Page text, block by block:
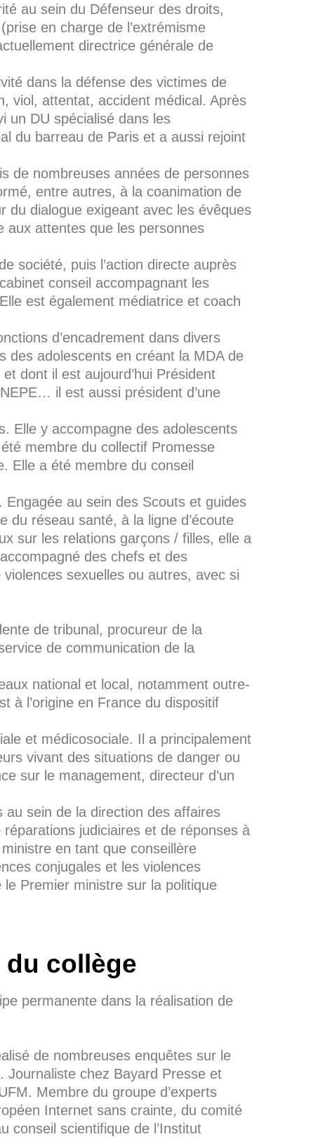
au sein du Défenseur des droits,
en charge de l’extrémisme
directrice générale de
dans la défense des victimes de
viol, attentat, accident médical. Après
un DU spécialisé dans les
du barreau de Paris et a aussi rejoint
de nombreuses années de personnes
entre autres, à la coanimation de
du dialogue exigeant avec les évêques
aux attentes que les personnes
société, puis l’action directe auprès
conseil accompagnant les
est également médiatrice et coach
d’encadrement dans divers
des adolescents en créant la MDA de
dont il est aujourd’hui Président
il est aussi président d’une
Elle y accompagne des adolescents
membre du collectif Promesse
Elle a été membre du conseil
au sein des Scouts et guides
du réseau santé, à la ligne d’écoute
sur les relations garçons / filles, elle a
des chefs et des
sexuelles ou autres, avec si
de tribunal, procureur de la
de communication de la
national et local, notamment outre-
à l’origine en France du dispositif
et médicosociale. Il a principalement
vivant des situations de danger ou
sur le management, directeur d’un
sein de la direction des affaires
judiciaires et de réponses à
en tant que conseillère
conjugales et les violences
Premier ministre sur la politique
du collège
permanente dans la réalisation de
de nombreuses enquêtes sur le
chez Bayard Presse et
Membre du groupe d’experts
Internet sans crainte, du comité
conseil scientifique de l’Institut